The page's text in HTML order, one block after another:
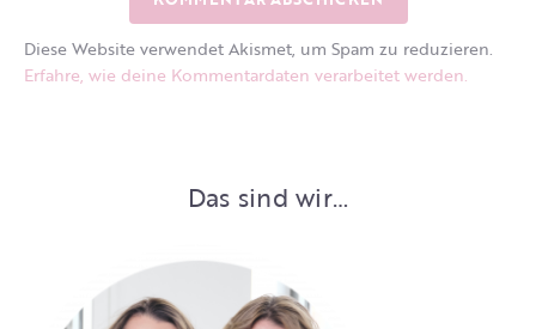
Diese Website verwendet Akismet, um Spam zu reduzieren.
Erfahre, wie deine Kommentardaten verarbeitet werden.
Das sind wir…